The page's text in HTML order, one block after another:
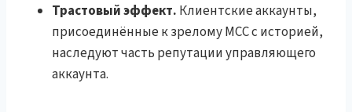
Трастовый эффект. Клиентские аккаунты,
присоединённые к зрелому MCC с историей,
наследуют часть репутации управляющего
аккаунта.